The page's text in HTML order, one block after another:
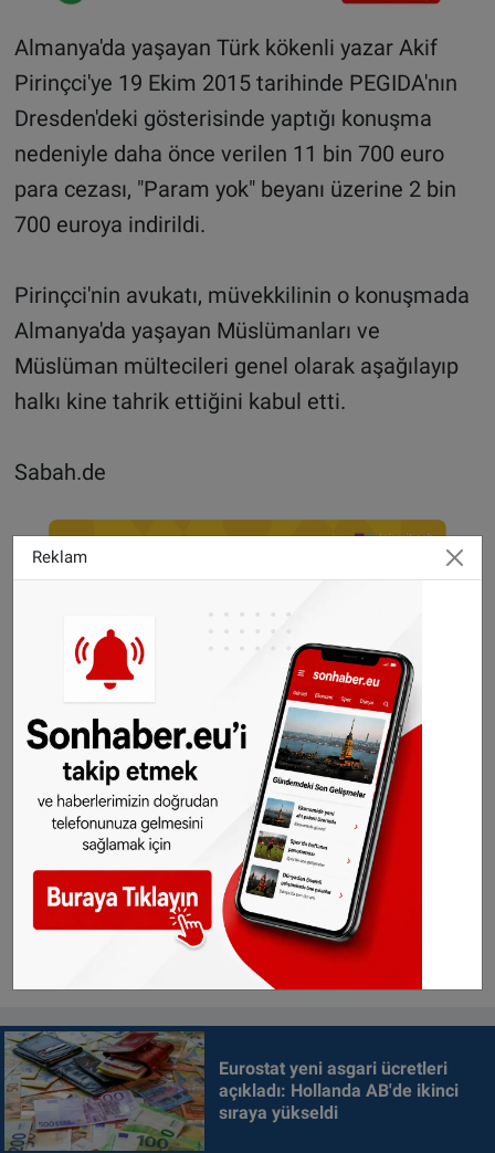
Almanya'da yaşayan Türk kökenli yazar Akif
Pirinçci'ye 19 Ekim 2015 tarihinde PEGIDA'nın
Dresden'deki gösterisinde yaptığı konuşma
nedeniyle daha önce verilen 11 bin 700 euro
para cezası, "Param yok" beyanı üzerine 2 bin
700 euroya indirildi.
Pirinçci'nin avukatı, müvekkilinin o konuşmada
Almanya'da yaşayan Müslümanları ve
Müslüman mültecileri genel olarak aşağılayıp
halkı kine tahrik ettiğini kabul etti.
Sabah.de
Eurostat yeni asgari ücretleri
açıkladı: Hollanda AB'de ikinci
sıraya yükseldi
Reklam